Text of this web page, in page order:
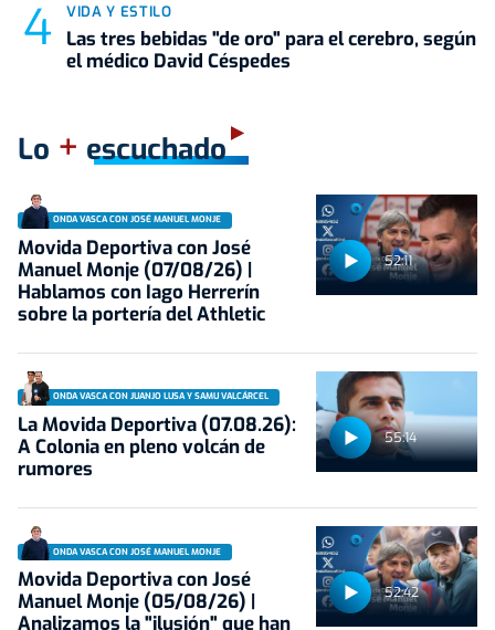
VIDA Y ESTILO
Las tres bebidas "de oro" para el cerebro, según
el médico David Céspedes
Lo + escuchado
52:11
ONDA VASCA CON JOSÉ MANUEL MONJE
Movida Deportiva con José
Manuel Monje (07/08/26) |
Hablamos con Iago Herrerín
sobre la portería del Athletic
55:14
ONDA VASCA CON JUANJO LUSA Y SAMU VALCÁRCEL
La Movida Deportiva (07.08.26):
A Colonia en pleno volcán de
rumores
52:42
ONDA VASCA CON JOSÉ MANUEL MONJE
Movida Deportiva con José
Manuel Monje (05/08/26) |
Analizamos la "ilusión" que han